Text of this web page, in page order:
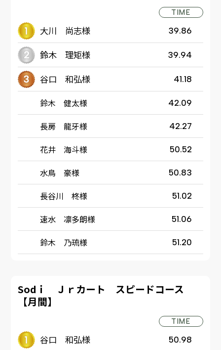
TIME
大川 尚志様 39.86
鈴木 理矩様 39.94
谷口 和弘様 41.18
鈴木 健太様 42.09
長房 龍牙様 42.27
花井 海斗様 50.52
水鳥 豪様 50.83
長谷川 柊様 51.02
速水 凛多朗様 51.06
鈴木 乃琉様 51.20
Sodｉ Ｊｒカート スピードコース
【月間】
TIME
谷口 和弘様 50.98